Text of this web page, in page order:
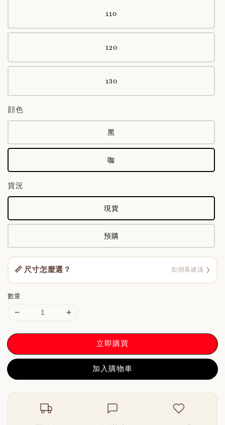
110
120
130
顔色
黑
咖
貨況
現貨
預購
📏 尺寸怎麼選？ 點開看建議 ❯
數量
立即購買
加入購物車